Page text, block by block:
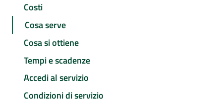
Costi
Cosa serve
Cosa si ottiene
Tempi e scadenze
Accedi al servizio
Condizioni di servizio